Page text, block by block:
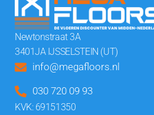
Newtonstraat 3A
3401JA IJSSELSTEIN (UT)
info@megafloors.nl
030 720 09 93
KVK: 69151350